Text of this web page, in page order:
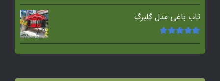
امتیاز5.00از
5
تاب باغی مدل گلبرگ
امتیاز5.00از